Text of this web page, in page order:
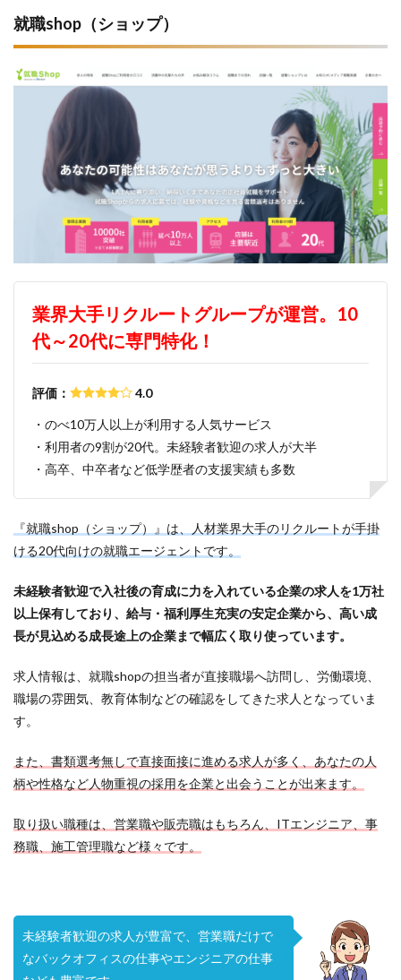
就職shop（ショップ）
業界大手リクルートグループが運営。10
代～20代に専門特化！
評価： 4.0
・のべ10万人以上が利用する人気サービス
・利用者の9割が20代。未経験者歓迎の求人が大半
・高卒、中卒者など低学歴者の支援実績も多数
『就職shop（ショップ）』は、人材業界大手のリクルートが手掛
ける20代向けの就職エージェントです。
未経験者歓迎で入社後の育成に力を入れている企業の求人を1万社
以上保有しており、給与・福利厚生充実の安定企業から、高い成
長が見込める成長途上の企業まで幅広く取り使っています。
求人情報は、就職shopの担当者が直接職場へ訪問し、労働環境、
職場の雰囲気、教育体制などの確認をしてきた求人となっていま
す。
また、書類選考無しで直接面接に進める求人が多く、あなたの人
柄や性格など人物重視の採用を企業と出会うことが出来ます。
取り扱い職種は、営業職や販売職はもちろん、ITエンジニア、事
務職、施工管理職など様々です。
未経験者歓迎の求人が豊富で、営業職だけで
なバックオフィスの仕事やエンジニアの仕事